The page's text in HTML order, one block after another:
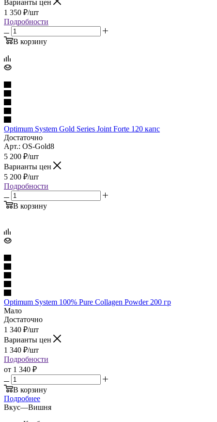
Варианты цен
1 350 ₽/шт
Подробности
В корзину
Optimum System Gold Series Joint Forte 120 капс
Достаточно
Арт.: OS-Gold8
5 200 ₽/шт
Варианты цен
5 200 ₽/шт
Подробности
В корзину
Optimum System 100% Pure Collagen Powder 200 гр
Мало
Достаточно
1 340 ₽/шт
Варианты цен
1 340 ₽/шт
Подробности
от 1 340 ₽
В корзину
Подробнее
Вкус—Вишня